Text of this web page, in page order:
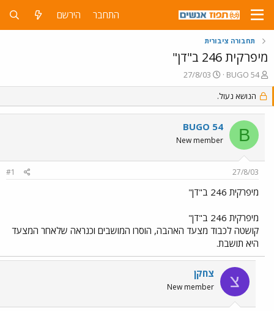
התחבר הירשם
תחבורה ציבורית
מיפרקית 246 ב"דן"
פ
ו
ת
ח
נ
ו
א
BUGO 54
פ
ו
ס
ב
ת
ר
27/8/03
הנושא נעול.
B
BUGO 54
New member
27/8/03
#1
מיפרקית 246 ב"דן"
מיפרקית 246 ב"דן"
קושטה לכבוד מצעד האהבה, הוסרו המושבים וכנראה שלאחר המצעד
היא תושבת.
צ צחקן
New member